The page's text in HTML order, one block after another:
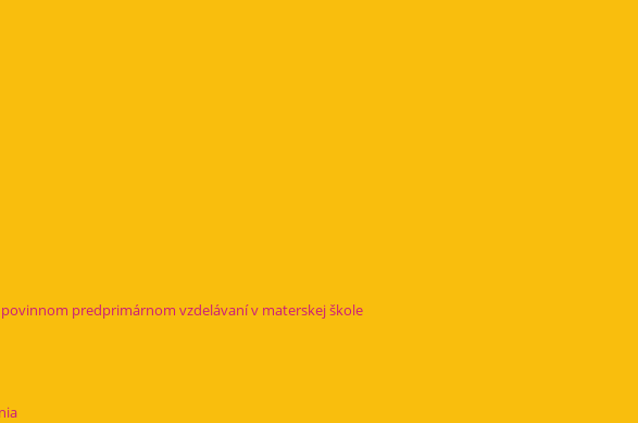
predprimárnom vzdelávaní v materskej škole